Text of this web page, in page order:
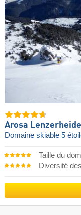
Arosa Lenzerheide
Domaine skiable 5
Taille du
Diversité